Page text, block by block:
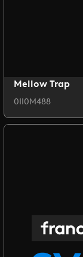
Mellow Trap
0II0M488